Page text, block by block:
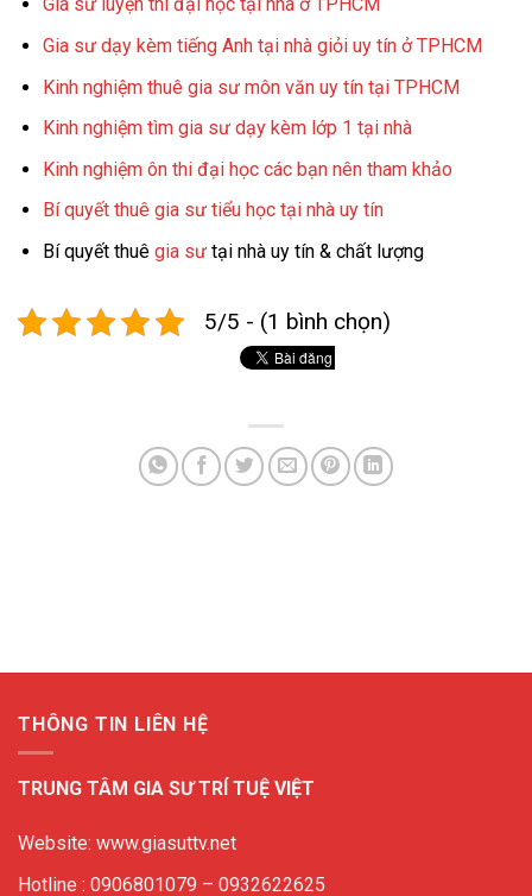
Gia sư luyện thi đại học tại nhà ở TPHCM
Gia sư dạy kèm tiếng Anh tại nhà giỏi uy tín ở TPHCM
Kinh nghiệm thuê gia sư môn văn uy tín tại TPHCM
Kinh nghiệm tìm gia sư dạy kèm lớp 1 tại nhà
Kinh nghiệm ôn thi đại học các bạn nên tham khảo
Bí quyết thuê gia sư tiểu học tại nhà uy tín
Bí quyết thuê gia sưtại nhà uy tín & chất lượng
5/5 - (1 bình chọn)
THÔNG TIN LIÊN HỆ
TRUNG TÂM GIA SƯ TRÍ TUỆ VIỆT
Website: www.giasuttv.net
Hotline : 0906801079 – 0932622625